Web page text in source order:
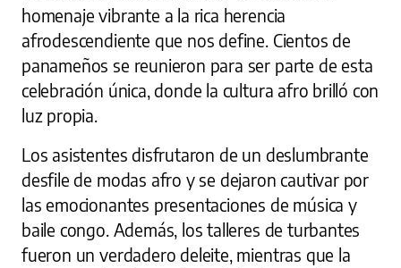
homenaje vibrante a la rica herencia
afrodescendiente que nos define. Cientos de
panameños se reunieron para ser parte de esta
celebración única, donde la cultura afro brilló con
luz propia.
Los asistentes disfrutaron de un deslumbrante
desfile de modas afro y se dejaron cautivar por
las emocionantes presentaciones de música y
baile congo. Además, los talleres de turbantes
fueron un verdadero deleite, mientras que la